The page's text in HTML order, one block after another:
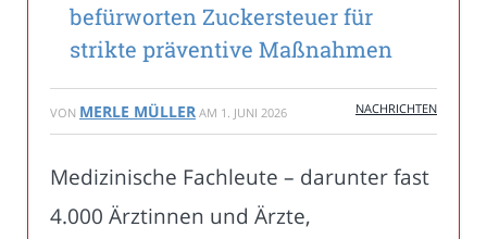
befürworten Zuckersteuer für
strikte präventive Maßnahmen
VON MERLE MÜLLER AM 1. JUNI 2026 NACHRICHTEN
Medizinische Fachleute – darunter fast
4.000 Ärztinnen und Ärzte,